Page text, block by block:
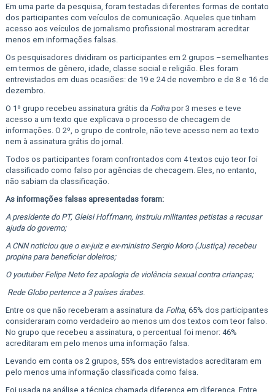
Em uma parte da pesquisa, foram testadas diferentes formas de contato
dos participantes com veículos de comunicação. Aqueles que tinham
acesso aos veículos de jornalismo profissional mostraram acreditar
menos em informações falsas.
Os pesquisadores dividiram os participantes em 2 grupos –semelhantes
em termos de gênero, idade, classe social e religião. Eles foram
entrevistados em duas ocasiões: de 19 e 24 de novembro e de 8 e 16 de
dezembro.
O 1º grupo recebeu assinatura grátis da Folhapor 3 meses e teve
acesso a um texto que explicava o processo de checagem de
informações. O 2º, o grupo de controle, não teve acesso nem ao texto
nem à assinatura grátis do jornal.
Todos os participantes foram confrontados com 4 textos cujo teor foi
classificado como falso por agências de checagem. Eles, no entanto,
não sabiam da classificação.
As informações falsas apresentadas foram:
A presidente do PT, Gleisi Hoffmann, instruiu militantes petistas a recusar
ajuda do governo;
A CNN noticiou que o ex-juiz e ex-ministro Sergio Moro (Justiça) recebeu
propina para beneficiar doleiros;
O youtuber Felipe Neto fez apologia de violência sexual contra crianças;
Rede Globo pertence a 3 países árabes.
Entre os que não receberam a assinatura da Folha, 65% dos participantes
consideraram como verdadeiro ao menos um dos textos com teor falso.
No grupo que recebeu a assinatura, o percentual foi menor: 46%
acreditaram em pelo menos uma informação falsa.
Levando em conta os 2 grupos, 55% dos entrevistados acreditaram em
pelo menos uma informação classificada como falsa.
Foi usada na análise a técnica chamada diferença em diferença. Entre